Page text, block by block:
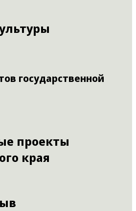
государственной
проекты
края